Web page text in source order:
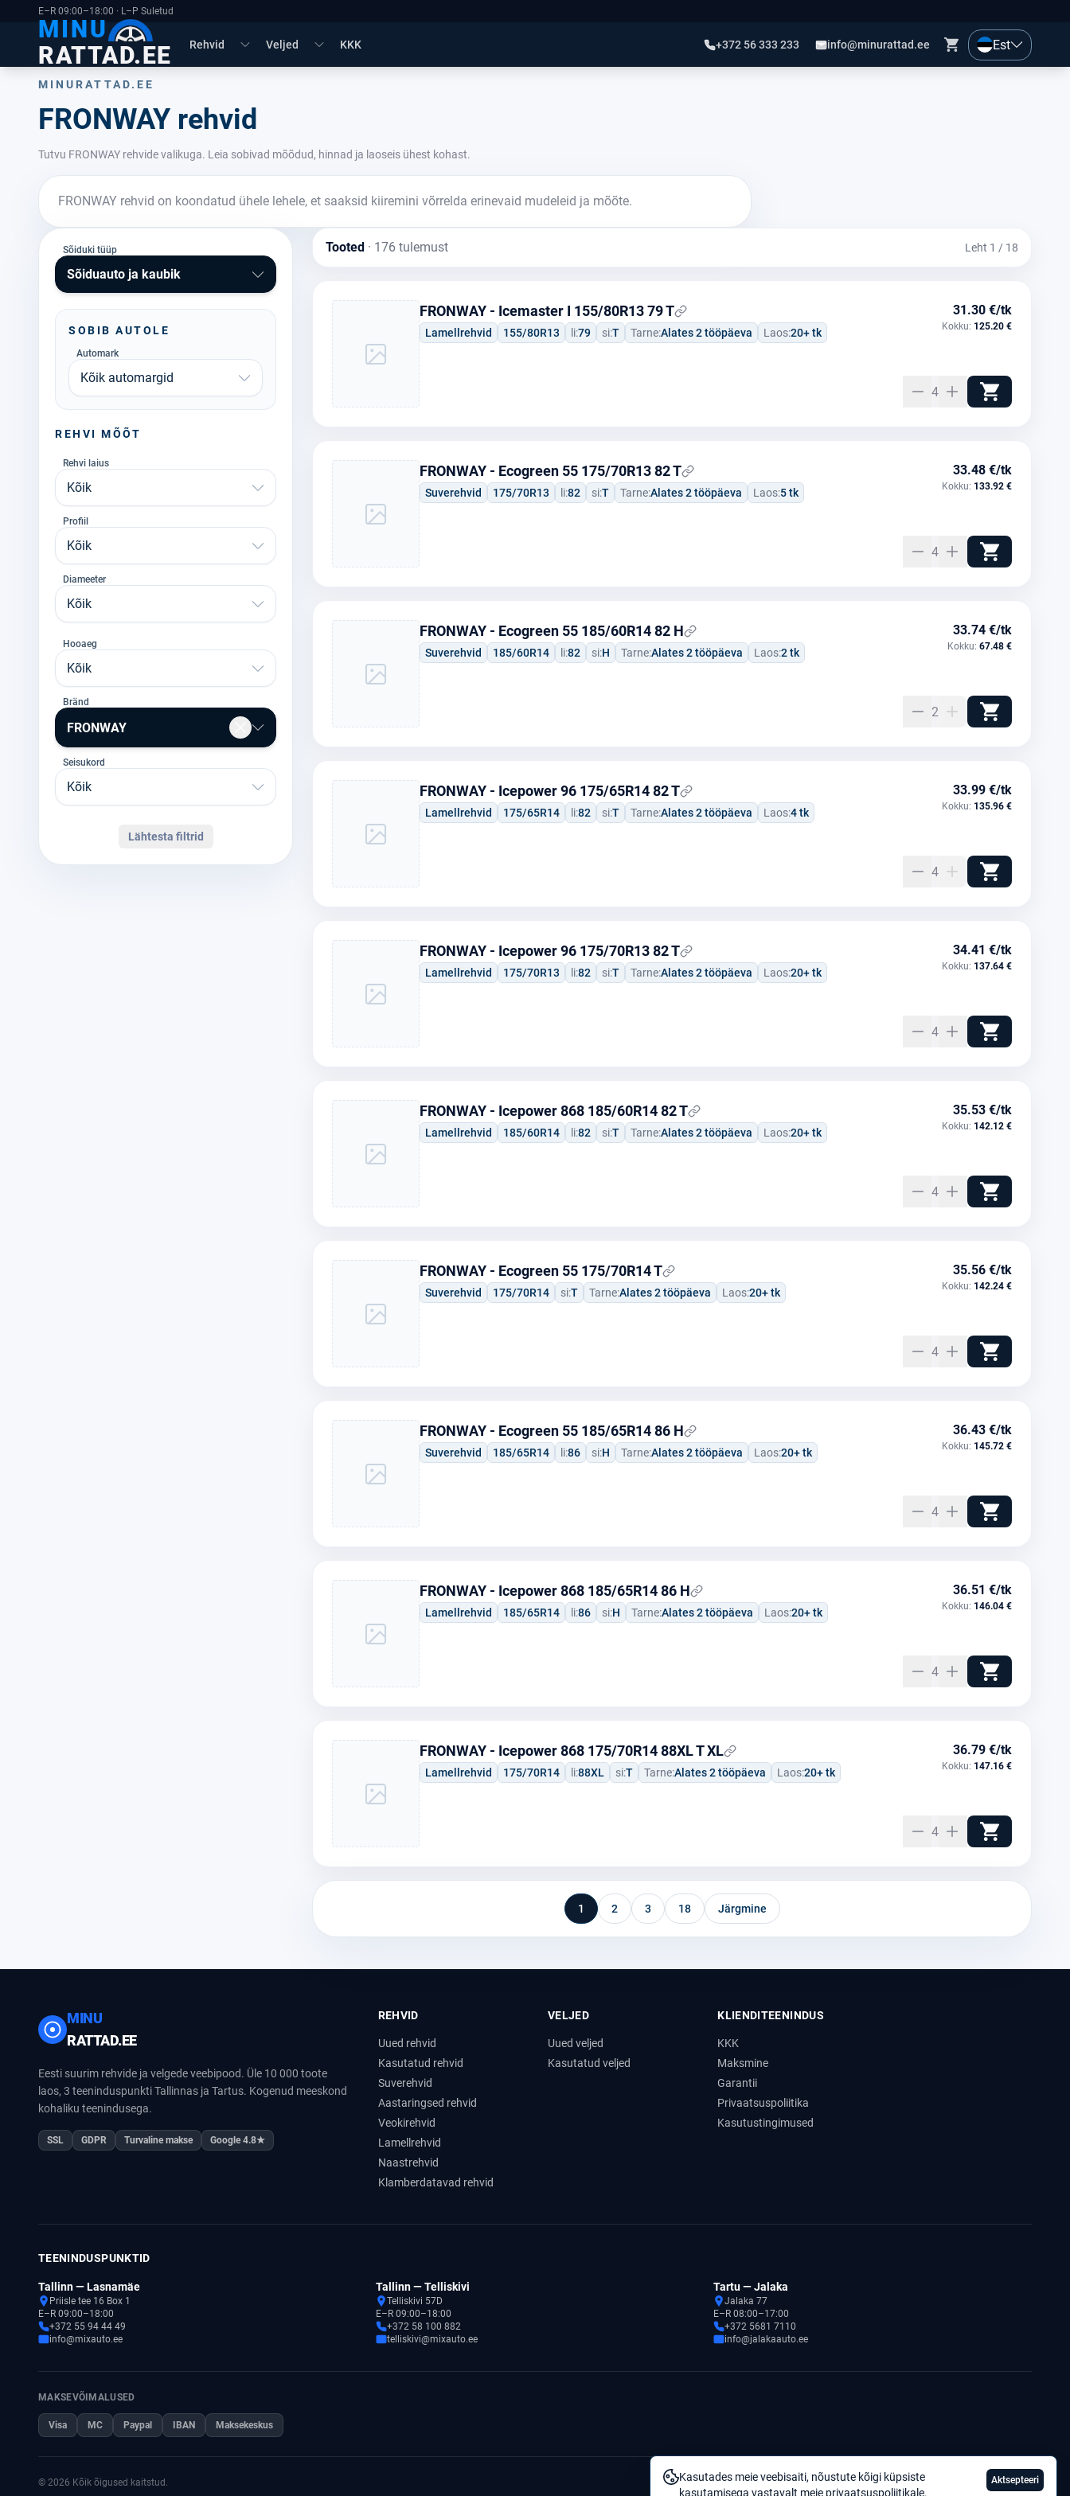
E–R 09:00–18:00 · L–P Suletud
MINU
RATTAD.EE
Rehvid Veljed KKK +372 56 333 233 info@minurattad.ee Est
MINURATTAD.EE
FRONWAY rehvid
Tutvu FRONWAY rehvide valikuga. Leia sobivad mõõdud, hinnad ja laoseis ühest kohast.
FRONWAY rehvid on koondatud ühele lehele, et saaksid kiiremini võrrelda erinevaid mudeleid ja mõõte.
Sõiduki tüüp
Sõiduauto ja kaubik
SOBIB AUTOLE
Automark
Kõik automargid
REHVI MÕÕT
Rehvi laius
Kõik
Profiil
Kõik
Diameeter
Kõik
Hooaeg
Kõik
Bränd
FRONWAY
Seisukord
Kõik
Lähtesta filtrid
Tooted · 176 tulemust Leht 1 / 18
FRONWAY - Icemaster I 155/80R13 79 T
Lamellrehvid 155/80R13 li:79 si:T Tarne:Alates 2 tööpäeva Laos:20+ tk
31.30 €/tk
Kokku: 125.20 €
4
FRONWAY - Ecogreen 55 175/70R13 82 T
Suverehvid 175/70R13 li:82 si:T Tarne:Alates 2 tööpäeva Laos:5 tk
33.48 €/tk
Kokku: 133.92 €
4
FRONWAY - Ecogreen 55 185/60R14 82 H
Suverehvid 185/60R14 li:82 si:H Tarne:Alates 2 tööpäeva Laos:2 tk
33.74 €/tk
Kokku: 67.48 €
2
FRONWAY - Icepower 96 175/65R14 82 T
Lamellrehvid 175/65R14 li:82 si:T Tarne:Alates 2 tööpäeva Laos:4 tk
33.99 €/tk
Kokku: 135.96 €
4
FRONWAY - Icepower 96 175/70R13 82 T
Lamellrehvid 175/70R13 li:82 si:T Tarne:Alates 2 tööpäeva Laos:20+ tk
34.41 €/tk
Kokku: 137.64 €
4
FRONWAY - Icepower 868 185/60R14 82 T
Lamellrehvid 185/60R14 li:82 si:T Tarne:Alates 2 tööpäeva Laos:20+ tk
35.53 €/tk
Kokku: 142.12 €
4
FRONWAY - Ecogreen 55 175/70R14 T
Suverehvid 175/70R14 si:T Tarne:Alates 2 tööpäeva Laos:20+ tk
35.56 €/tk
Kokku: 142.24 €
4
FRONWAY - Ecogreen 55 185/65R14 86 H
Suverehvid 185/65R14 li:86 si:H Tarne:Alates 2 tööpäeva Laos:20+ tk
36.43 €/tk
Kokku: 145.72 €
4
FRONWAY - Icepower 868 185/65R14 86 H
Lamellrehvid 185/65R14 li:86 si:H Tarne:Alates 2 tööpäeva Laos:20+ tk
36.51 €/tk
Kokku: 146.04 €
4
FRONWAY - Icepower 868 175/70R14 88XL T XL
Lamellrehvid 175/70R14 li:88XL si:T Tarne:Alates 2 tööpäeva Laos:20+ tk
36.79 €/tk
Kokku: 147.16 €
4
1 2 3 18 Järgmine
Kasutades meie veebisaiti, nõustute kõigi küpsiste
kasutamisega vastavalt meie privaatsuspoliitikale.
Aktsepteeri
MINU
RATTAD.EE
Eesti suurim rehvide ja velgede veebipood. Üle 10 000 toote
laos, 3 teeninduspunkti Tallinnas ja Tartus. Kogenud meeskond
kohaliku teenindusega.
SSL GDPR Turvaline makse Google 4.8★
REHVID
Uued rehvid
Kasutatud rehvid
Suverehvid
Aastaringsed rehvid
Veokirehvid
Lamellrehvid
Naastrehvid
Klamberdatavad rehvid
VELJED
Uued veljed
Kasutatud veljed
KLIENDITEENINDUS
KKK
Maksmine
Garantii
Privaatsuspoliitika
Kasutustingimused
TEENINDUSPUNKTID
Tallinn — Lasnamäe
Priisle tee 16 Box 1
E–R 09:00–18:00
+372 55 94 44 49
info@mixauto.ee
Tallinn — Telliskivi
Telliskivi 57D
E–R 09:00–18:00
+372 58 100 882
telliskivi@mixauto.ee
Tartu — Jalaka
Jalaka 77
E–R 08:00–17:00
+372 5681 7110
info@jalakaauto.ee
MAKSEVÕIMALUSED
Visa MC Paypal IBAN Maksekeskus
© 2026 Kõik õigused kaitstud. Privaatsuspoliitika